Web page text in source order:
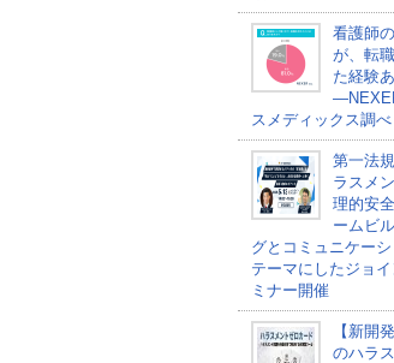
看護師
が、転
た経験
スメディックス調べ
第一法
ラスメ
理的安
ームビ
グとコミュニケー
テーマにしたジョ
ミナー開催
【新開
のハラ